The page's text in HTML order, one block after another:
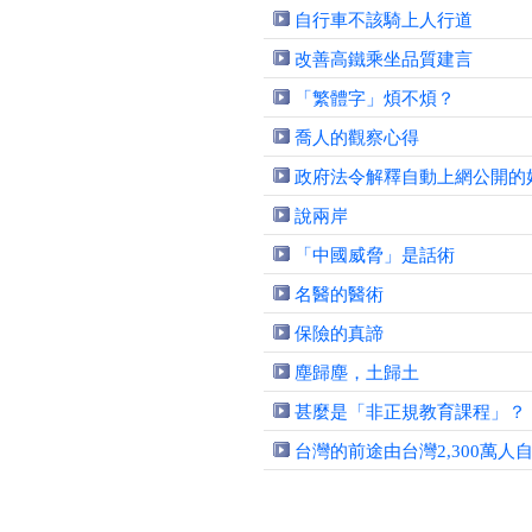
自行車不該騎上人行道
改善高鐵乘坐品質建言
「繁體字」煩不煩？
喬人的觀察心得
政府法令解釋自動上網公開的
說兩岸
「中國威脅」是話術
名醫的醫術
保險的真諦
塵歸塵，土歸土
甚麼是「非正規教育課程」？
台灣的前途由台灣2,300萬人